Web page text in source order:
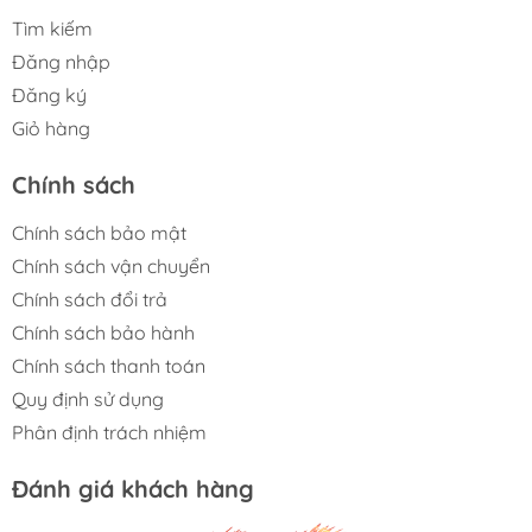
tự nhiên.
Trục ép thông minh thế hệ mới: Xử lý hiệu quả từ
rau lá mềm đến các loại củ quả cứng mà không lo
kẹt máy.
Khoang chứa nguyên liệu lớn: Ép thực phẩm
việc cắt thái thủ công.
Chế biến thực phẩm đa năng: Tích hợp 5 trong 1
bao gồm ép nước, làm sinh tố, sữa hạt, kem và
Hiệu suất vắt kiệt tối đa: Cơ chế ép tiên tiến giúp
thu hồi lượng nước lớn nhất và để lại bã khô hoàn
Động cơ vận hành êm ái: Công suất 150W hoạt
Tìm kiếm
Đăng nhập
Đăng ký
Giỏ hàng
Chính sách
Chính sách bảo mật
Chính sách vận chuyển
Chính sách đổi trả
Chính sách bảo hành
Chính sách thanh toán
Quy định sử dụng
Phân định trách nhiệm
Đánh giá khách hàng